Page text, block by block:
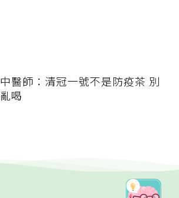
中醫師：清冠一號不是防疫茶 別
亂喝